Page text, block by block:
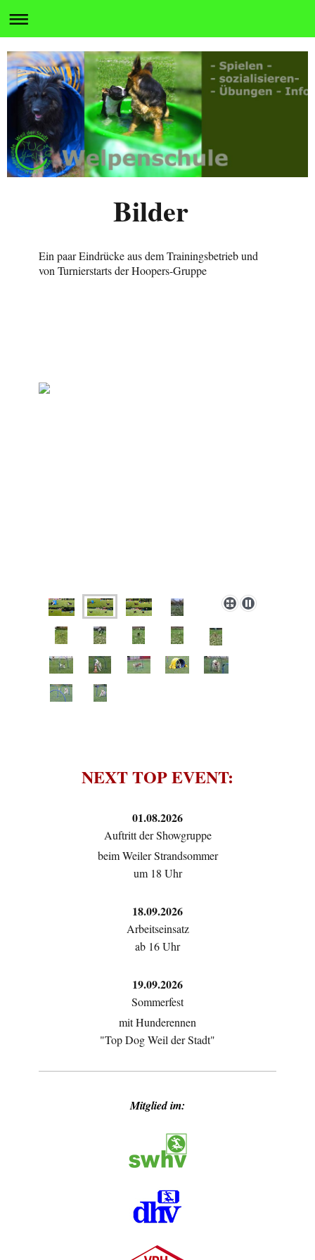
Bilder
Ein paar Eindrücke aus dem Trainingsbetrieb und
von Turnierstarts der Hoopers-Gruppe
NEXT TOP EVENT:
01.08.2026
Auftritt der Showgruppe
beim Weiler Strandsommer
um 18 Uhr
18.09.2026
Arbeitseinsatz
ab 16 Uhr
19.09.2026
Sommerfest
mit Hunderennen
"Top Dog Weil der Stadt"
Mitglied im: